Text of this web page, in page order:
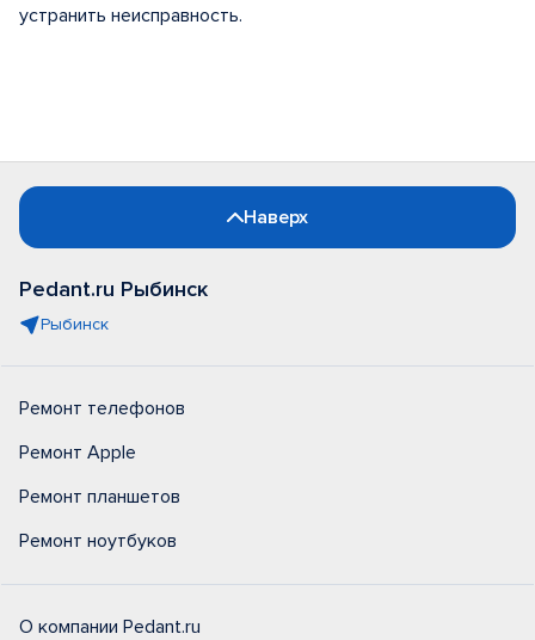
устранить неисправность.
Наверх
Pedant.ru Рыбинск
Рыбинск
Ремонт телефонов
Ремонт Apple
Ремонт планшетов
Ремонт ноутбуков
О компании Pedant.ru